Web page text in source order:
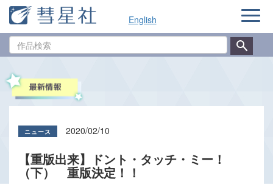
English
品
ナ
ゲ
2020/02/10
【重版出来】ドント・タッチ・ミー！
（下） 重版決定！！